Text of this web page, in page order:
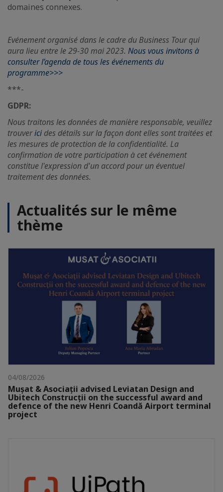
domaines connexes.
Evénement organisé dans le cadre du Business Tour qui
aura lieu entre le 29-30 mai 2023. Nous vous invitons à
consulter l’agenda de tous les événements du
programme>>>
***-
GDPR:
Nous traitons les données de manière responsable, veuillez
trouvericides détails sur la façon dont elles sont traitées et
les mesures de protection de la confidentialité. La
confirmation de votre participation à cet événement
constitue l'expression d'un accord pour un éventuel
traitement des données.
Actualités sur le même
thème
04/08/2026
Mușat & Asociații advised Leviatan Design and
Ubitech Construcții on the successful award and
defence of the new Henri Coandă Airport terminal
project